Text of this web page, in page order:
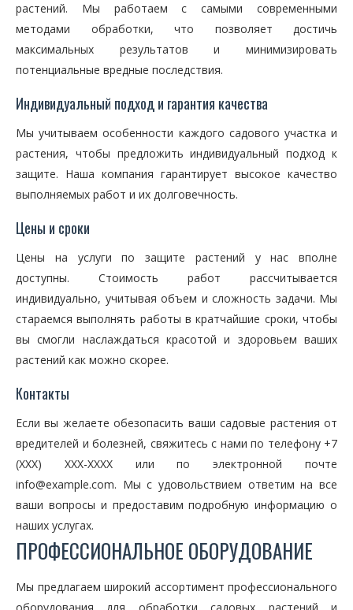
растений. Мы работаем с самыми современными
методами обработки, что позволяет достичь
максимальных результатов и минимизировать
потенциальные вредные последствия.
Индивидуальный подход и гарантия качества
Мы учитываем особенности каждого садового участка и
растения, чтобы предложить индивидуальный подход к
защите. Наша компания гарантирует высокое качество
выполняемых работ и их долговечность.
Цены и сроки
Цены на услуги по защите растений у нас вполне
доступны. Стоимость работ рассчитывается
индивидуально, учитывая объем и сложность задачи. Мы
стараемся выполнять работы в кратчайшие сроки, чтобы
вы смогли наслаждаться красотой и здоровьем ваших
растений как можно скорее.
Контакты
Если вы желаете обезопасить ваши садовые растения от
вредителей и болезней, свяжитесь с нами по телефону +7
(XXX) XXX-XXXX или по электронной почте
info@example.com. Мы с удовольствием ответим на все
ваши вопросы и предоставим подробную информацию о
наших услугах.
ПРОФЕССИОНАЛЬНОЕ ОБОРУДОВАНИЕ
Мы предлагаем широкий ассортимент профессионального